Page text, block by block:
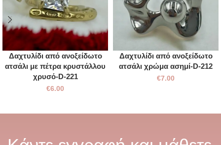
Δαχτυλίδι από ανοξείδωτο
ατσάλι με πέτρα κρυστάλλου
χρυσό-D-221
€6.00
Δαχτυλίδι από ανοξείδωτο
ατσάλι χρώμα ασημί-D-212
€7.00